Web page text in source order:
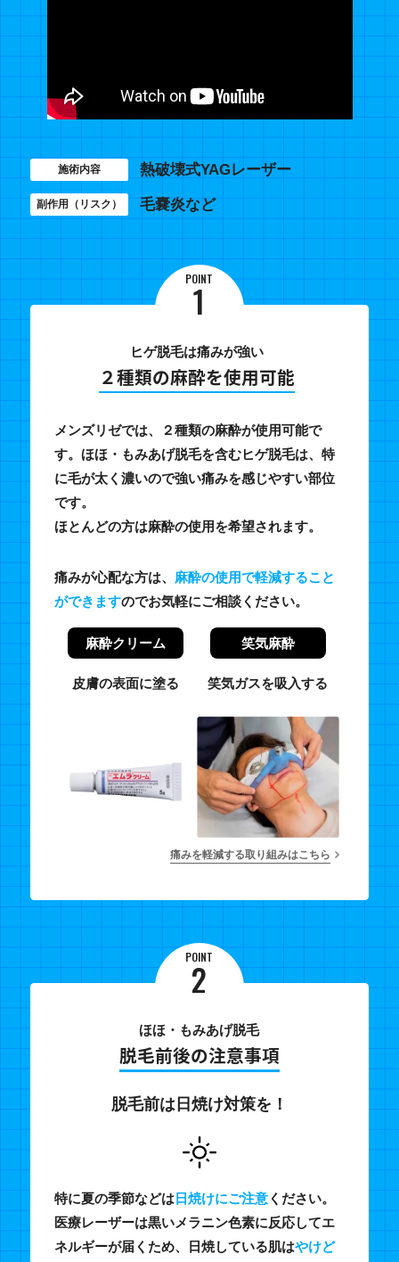
施術内容 熱破壊式YAGレーザー
副作用（リスク） 毛嚢炎など
POINT
1
ヒゲ脱毛は痛みが強い
２種類の麻酔を使用可能
メンズリゼでは、２種類の麻酔が使用可能で
す。ほほ・もみあげ脱毛を含むヒゲ脱毛は、特
に毛が太く濃いので強い痛みを感じやすい部位
です。
ほとんどの方は麻酔の使用を希望されます。
痛みが心配な方は、 麻酔の使用で軽減すること
ができますのでお気軽にご相談ください。
麻酔クリーム
皮膚の表面に塗る
笑気麻酔
笑気ガスを吸入する
痛みを軽減する取り組みはこちら
POINT
2
ほほ・もみあげ脱毛
脱毛前後の注意事項
脱毛前は日焼け対策を！
特に夏の季節などは日焼けにご注意ください。
医療レーザーは黒いメラニン色素に反応してエ
ネルギーが届くため、日焼している肌はやけど